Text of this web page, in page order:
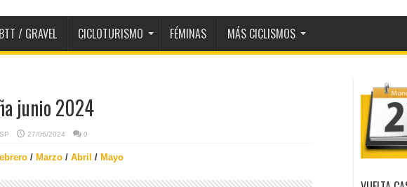
BTT / GRAVEL CICLOTURISMO FÉMINAS MÁS CICLISMOS
junio 2024
27/06/2024 0
/ Marzo / Abril / Mayo